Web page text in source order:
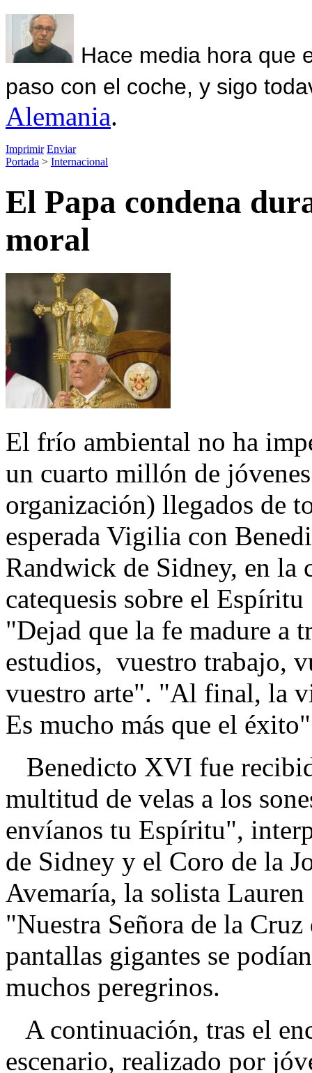
Hace media hora que
paso con el coche, y sigo
Alemania.
Imprimir Enviar
Portada > Internacional
El Papa condena
moral
El frío ambiental no ha
un cuarto millón de
organización) llegados de
esperada Vigilia con
Randwick de Sidney, en la
catequesis sobre el
"Dejad que la fe madure a
estudios, vuestro trabajo,
vuestro arte". "Al final, la
Es mucho más que el
Benedicto XVI fue
multitud de velas a los
envíanos tu Espíritu",
de Sidney y el Coro de la
Avemaría, la solista
"Nuestra Señora de la
pantallas gigantes se
muchos peregrinos.
A continuación, tras el
escenario, realizado por